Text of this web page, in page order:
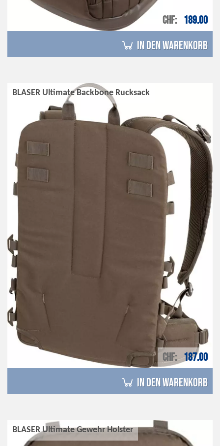
CHF 189.00
in den Warenkorb
BLASER Ultimate Backbone Rucksack
CHF 187.00
in den Warenkorb
BLASER Ultimate Gewehr Holster